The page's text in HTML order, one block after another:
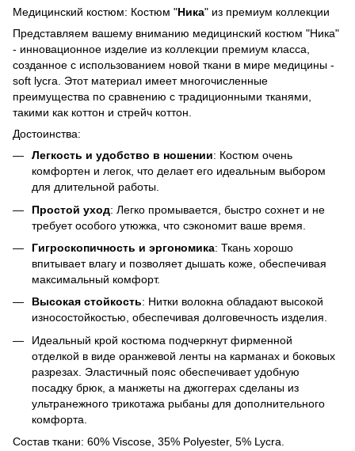
Медицинский костюм: Костюм "Ника" из премиум коллекции
Представляем вашему вниманию медицинский костюм "Ника"
- инновационное изделие из коллекции премиум класса,
созданное с использованием новой ткани в мире медицины -
soft lycra. Этот материал имеет многочисленные
преимущества по сравнению с традиционными тканями,
такими как коттон и стрейч коттон.
Достоинства:
Легкость и удобство в ношении: Костюм очень
комфортен и легок, что делает его идеальным выбором
для длительной работы.
Простой уход: Легко промывается, быстро сохнет и не
требует особого утюжка, что сэкономит ваше время.
Гигроскопичность и эргономика: Ткань хорошо
впитывает влагу и позволяет дышать коже, обеспечивая
максимальный комфорт.
Высокая стойкость: Нитки волокна обладают высокой
износостойкостью, обеспечивая долговечность изделия.
Идеальный крой костюма подчеркнут фирменной
отделкой в виде оранжевой ленты на карманах и боковых
разрезах. Эластичный пояс обеспечивает удобную
посадку брюк, а манжеты на джоггерах сделаны из
ультранежного трикотажа рыбаны для дополнительного
комфорта.
Состав ткани: 60% Viscose, 35% Polyester, 5% Lycra.